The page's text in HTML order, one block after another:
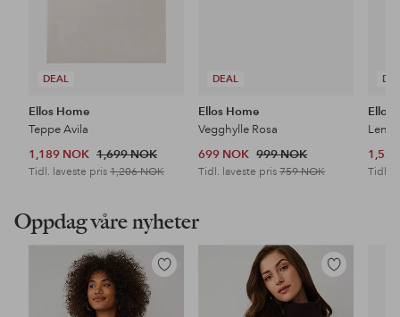
DEAL
Ellos Home
Teppe Avila
1,189 NOK 1,699 NOK
Tidl. laveste pris 1,206 NOK
DEAL
Ellos Home
Vegghylle Rosa
699 NOK 999 NOK
Tidl. laveste pris759 NOK
Ellos
Tidl.
Oppdag våre nyheter
Legg
Legg
favoritter